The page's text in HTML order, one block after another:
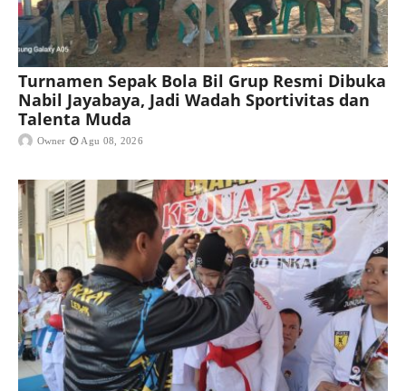
Turnamen Sepak Bola Bil Grup Resmi Dibuka
Nabil Jayabaya, Jadi Wadah Sportivitas dan
Talenta Muda
Owner Agu 08, 2026